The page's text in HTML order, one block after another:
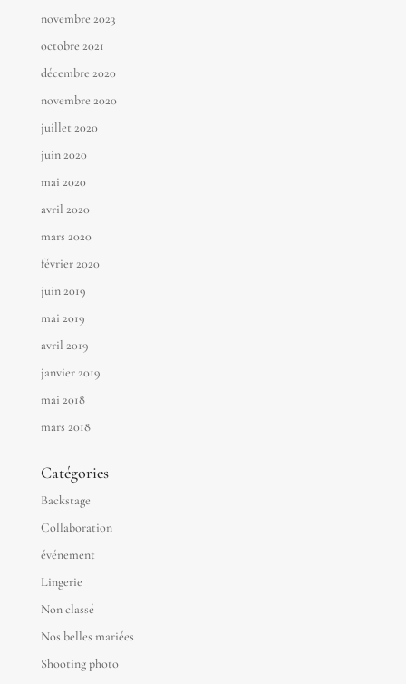
novembre 2023
octobre 2021
décembre 2020
novembre 2020
juillet 2020
juin 2020
mai 2020
avril 2020
mars 2020
février 2020
juin 2019
mai 2019
avril 2019
janvier 2019
mai 2018
mars 2018
Catégories
Backstage
Collaboration
événement
Lingerie
Non classé
Nos belles mariées
Shooting photo